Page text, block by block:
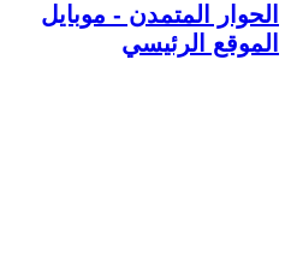
الحوار المتمدن - موبايل
الموقع الرئيسي